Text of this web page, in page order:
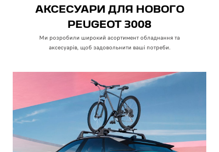
АКСЕСУАРИ ДЛЯ НОВОГО
PEUGEOT 3008
Ми розробили широкий асортимент обладнання та
аксесуарів, щоб задовольнити ваші потреби.